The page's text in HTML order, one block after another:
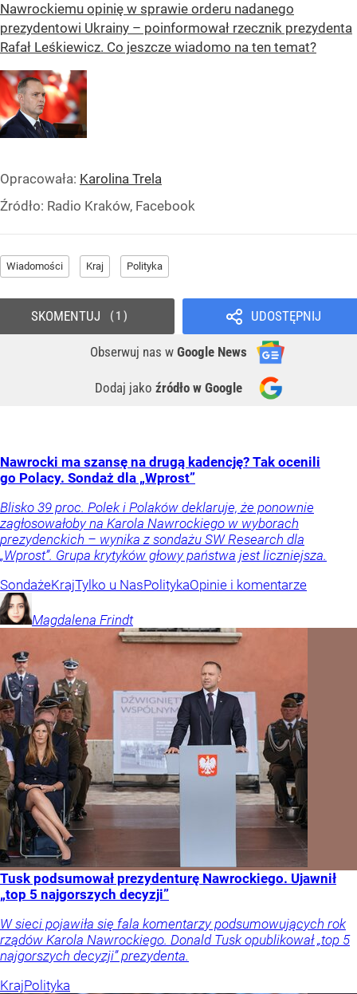
Nawrockiemu opinię w sprawie orderu nadanego
prezydentowi Ukrainy – poinformował rzecznik prezydenta
Rafał Leśkiewicz. Co jeszcze wiadomo na ten temat?
Opracowała: Karolina Trela
Źródło: Radio Kraków, Facebook
Wiadomości Kraj Polityka
UDOSTĘPNIJ
Obserwuj nas w Google News
Dodaj jako źródło w Google
SKOMENTUJ 1
Nawrocki ma szansę na drugą kadencję? Tak ocenili
go Polacy. Sondaż dla „Wprost”
Blisko 39 proc. Polek i Polaków deklaruje, że ponownie
zagłosowałoby na Karola Nawrockiego w wyborach
prezydenckich – wynika z sondażu SW Research dla
„Wprost”. Grupa krytyków głowy państwa jest liczniejsza.
SondażeKrajTylko u NasPolitykaOpinie i komentarze
Magdalena Frindt
Tusk podsumował prezydenturę Nawrockiego. Ujawnił
„top 5 najgorszych decyzji”
W sieci pojawiła się fala komentarzy podsumowujących rok
rządów Karola Nawrockiego. Donald Tusk opublikował „top 5
najgorszych decyzji” prezydenta.
KrajPolityka